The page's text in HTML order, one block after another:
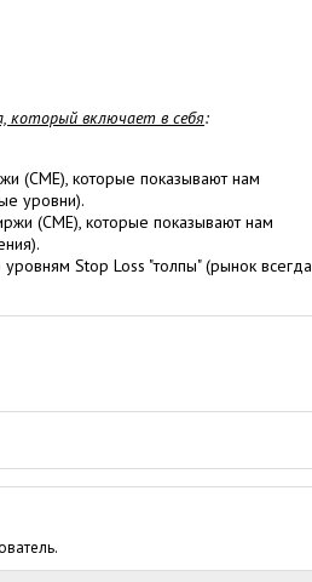
который включает в себя:
(СМЕ), которые показывают нам
уровни).
(СМЕ), которые показывают нам
Stop Loss "толпы" (рынок всегда